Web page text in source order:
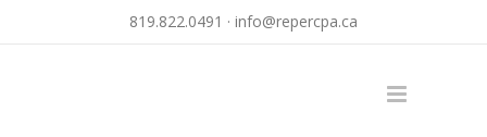
819.822.0491 · info@repercpa.ca